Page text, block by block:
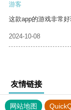
游客
这款app的游戏非常好
2024-10-08
友情链接
网站地图